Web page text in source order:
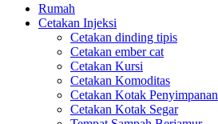
Rumah
Cetakan Injeksi
Cetakan dinding tipis
Cetakan ember cat
Cetakan Kursi
Cetakan Komoditas
Cetakan Kotak Penyimpanan
Cetakan Kotak Segar